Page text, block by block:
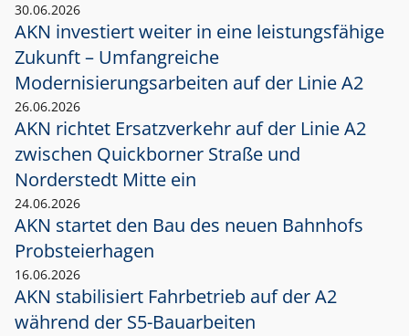
30.06.2026
AKN investiert weiter in eine leistungsfähige
Zukunft – Umfangreiche
Modernisierungsarbeiten auf der Linie A2
26.06.2026
AKN richtet Ersatzverkehr auf der Linie A2
zwischen Quickborner Straße und
Norderstedt Mitte ein
24.06.2026
AKN startet den Bau des neuen Bahnhofs
Probsteierhagen
16.06.2026
AKN stabilisiert Fahrbetrieb auf der A2
während der S5-Bauarbeiten